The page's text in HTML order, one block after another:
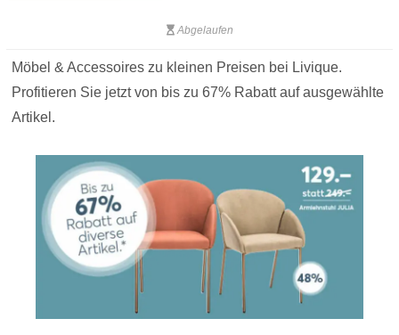
Abgelaufen
Möbel & Accessoires zu kleinen Preisen bei Livique.
Profitieren Sie jetzt von bis zu 67% Rabatt auf ausgewählte
Artikel.